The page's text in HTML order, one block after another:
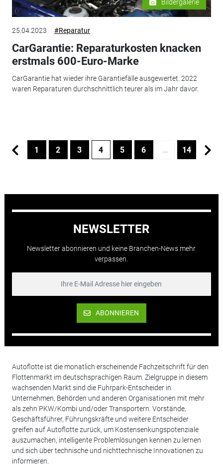
Bildergalerie
25.04.2023 #Reparatur
CarGarantie: Reparaturkosten knacken
erstmals 600-Euro-Marke
CarGarantie hat wieder ihre Garantiefälle ausgewertet. 2022
waren Reparaturen durchschnittlich teurer als im Jahr davor.
1 2 3 4 5 6 … 14
NEWSLETTER
Newsletter abonnieren und keine Branchen-News mehr
verpassen.
ABONNIEREN
Autoflotte ist die monatlich erscheinende Fachzeitschrift für den
Flottenmarkt im deutschsprachigen Raum. Zielgruppe in diesem
wachsenden Markt sind die Fuhrpark-Entscheider in
Unternehmen, Behörden und anderen Organisationen mit mehr
als zehn PKW/Kombi und/oder Transportern. Vorstände,
Geschäftsführer, Führungskräfte und weitere Entscheider
greifen auf Autoflotte zurück, um Kostensenkungspotenziale
auszumachen, intelligente Problemlösungen kennen zu lernen
und sich über technische und nichttechnische Innovationen zu
informieren.